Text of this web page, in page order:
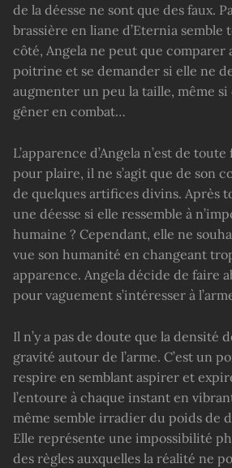
de la déesse ne sont que des faux.
brassière en liane d’Eternia semble
côté, Angela ne peut que comparer
poitrine et se demander si elle ne
augmenter un peu la taille, même
gêner en combat…
L’apparence d’Angela n’est de
pour plaire, il ne s’agit que de son
de quelques artifices divins. Après
une déesse si elle ressemble à
humaine ? Cependant, elle ne
vue son humanité en changeant
apparence. Angela décide de faire
pour vaguement s’intéresser à
Il n’y a pas de doute que la densité
gravité autour de l’arme. C’est un
respire en semblant aspirer et
l’entoure à chaque instant en
même semble irradier du poids de
Elle représente une impossibilité
des règles auxquelles la réalité ne